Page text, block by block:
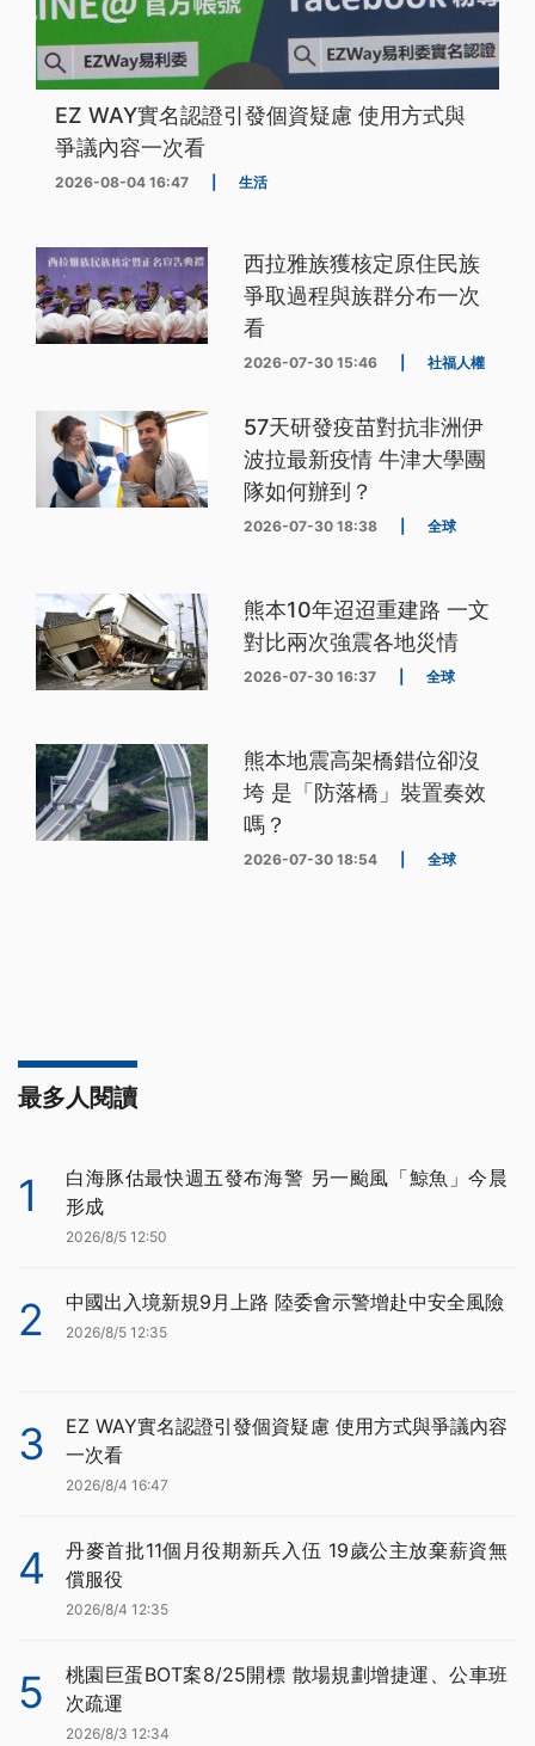
EZ WAY實名認證引發個資疑慮 使用方式與
爭議內容一次看
2026-08-04 16:47 生活
西拉雅族獲核定原住民族
爭取過程與族群分布一次
看
2026-07-30 15:46 社福人權
57天研發疫苗對抗非洲伊
波拉最新疫情 牛津大學團
隊如何辦到？
2026-07-30 18:38 全球
熊本10年迢迢重建路 一文
對比兩次強震各地災情
2026-07-30 16:37 全球
熊本地震高架橋錯位卻沒
垮 是「防落橋」裝置奏效
嗎？
2026-07-30 18:54 全球
最多人閱讀
1
白海豚估最快週五發布海警 另一颱風「鯨魚」今晨
形成
2026/8/5 12:50
2 中國出入境新規9月上路 陸委會示警增赴中安全風險
2026/8/5 12:35
3
EZ WAY實名認證引發個資疑慮 使用方式與爭議內容
一次看
2026/8/4 16:47
4
丹麥首批11個月役期新兵入伍 19歲公主放棄薪資無
償服役
2026/8/4 12:35
5
桃園巨蛋BOT案8/25開標 散場規劃增捷運、公車班
次疏運
2026/8/3 12:34